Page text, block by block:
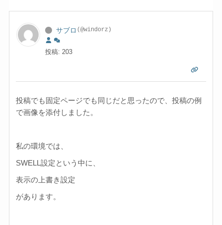
サブロ (@windorz)
投稿: 203
投稿でも固定ページでも同じだと思ったので、投稿の例
で画像を添付しました。
私の環境では、
SWELL設定という中に、
表示の上書き設定
があります。